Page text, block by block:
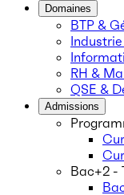
Domaines
BTP &
RH &
QSE &
Admissions
Bac+2 -